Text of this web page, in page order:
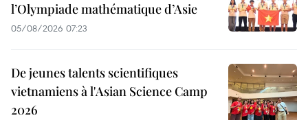
l’Olympiade mathématique d’Asie
05/08/2026 07:23
De jeunes talents scientifiques
vietnamiens à l'Asian Science Camp
2026